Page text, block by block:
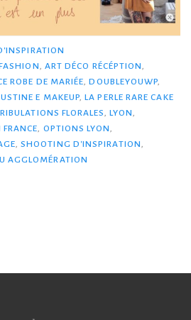
ART DÉCO RÉCÉPTION
ROBE DE MARIÉE ,DOUBLEYOUWP
E MAKEUP ,LA PERLE RARE CAKE
FLORALES LYON
OPTIONS LYON
,SHOOTING D'INSPIRATION
AGGLOMÉRATION